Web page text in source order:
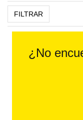
FILTRAR
¿No